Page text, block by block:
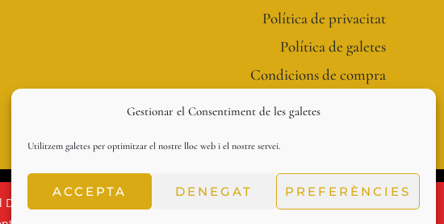
Gestionar el Consentiment de les galetes
Utilitzem galetes per optimitzar el nostre lloc web i el nostre servei.
ACCEPTA DENEGAT PREFERÈNCIES
Política de privacitat
Política de galetes
Condicions de compra
10 d’Agost (ambdós inclosos).